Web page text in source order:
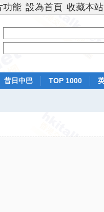
功能 設為首頁 收藏本站
昔日中巴 TOP 1000